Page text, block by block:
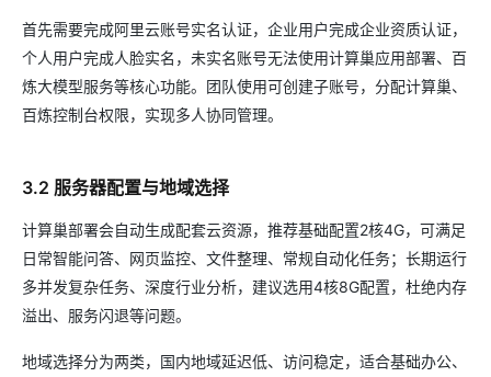
首先需要完成阿里云账号实名认证，企业用户完成企业资质认证，
个人用户完成人脸实名，未实名账号无法使用计算巢应用部署、百
炼大模型服务等核心功能。团队使用可创建子账号，分配计算巢、
百炼控制台权限，实现多人协同管理。
3.2 服务器配置与地域选择
计算巢部署会自动生成配套云资源，推荐基础配置2核4G，可满足
日常智能问答、网页监控、文件整理、常规自动化任务；长期运行
多并发复杂任务、深度行业分析，建议选用4核8G配置，杜绝内存
溢出、服务闪退等问题。
地域选择分为两类，国内地域延迟低、访问稳定，适合基础办公、